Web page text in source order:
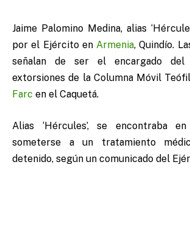
Jaime Palomino Medina, alias
por el Ejército en Armenia, Quindío.
señalan de ser el encargado
extorsiones de la Columna Móvil
Farc en el Caquetá.
Alias ‘Hércules’, se encontraba en
someterse a un tratamiento
detenido, según un comunicado del